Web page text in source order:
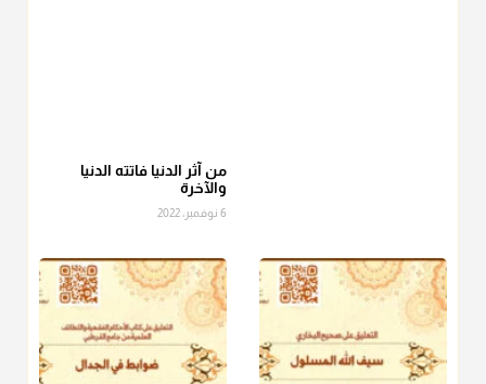
الصاع..فمن شق عليه إخراج الطعام هذه الأيام وأراد إخراج القيمة
أ.د. صالح الشمراني
دفعزكاة الفطرللمسكين القريب صدقة وصلة وهو أفضل من
دفعها للبعيد ولا تغرك مظاهر ووظائف بعض الأقارب فإن
من آثر الدنيا فاتته الدنيا
والآخرة
6 نوفمبر، 2022